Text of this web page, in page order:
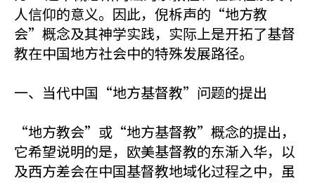
人信仰的意义。因此，倪柝声的“地方教
会”概念及其神学实践，实际上是开拓了基督
教在中国地方社会中的特殊发展路径。
一、当代中国“地方基督教”问题的提出
“地方教会”或“地方基督教”概念的提出，
它希望说明的是，欧美基督教的东渐入华，以
及西方差会在中国基督教地域化过程之中，虽